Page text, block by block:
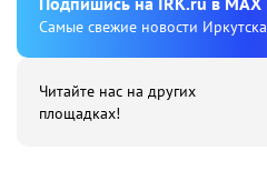
Cамые свежие новости Иркутска
Читайте нас на других
площадках!